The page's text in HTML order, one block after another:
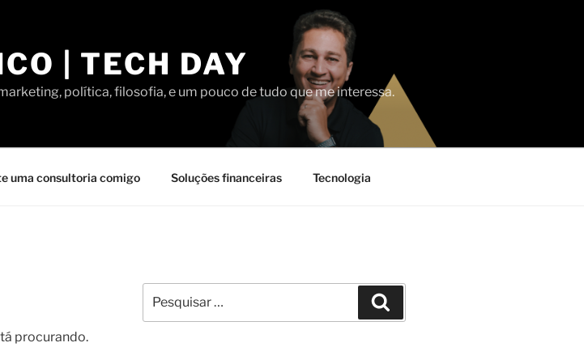
| TECH DAY
política, filosofia, e um pouco de tudo que me interessa.
uma consultoria comigo Soluções financeiras Tecnologia
procurando.
por: